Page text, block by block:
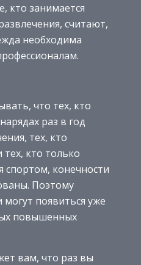
кто занимается
считают,
необходима
что тех, кто
раз в год
тех, кто
тех, кто только
спортом, конечности
Поэтому
появиться уже
повышенных
вам, что раз вы